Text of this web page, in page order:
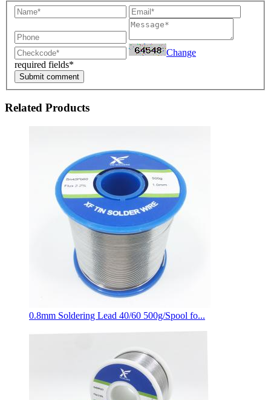
Change
required fields*
Submit comment
Related Products
0.8mm Soldering Lead 40/60 500g/Spool fo...